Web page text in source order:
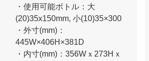
・使用可能ボトル：大
(20)35x150mm, 小(10)35×300
・外寸(mm)：
445W×406H×381D
・内寸(mm)：356Wｘ273Hｘ